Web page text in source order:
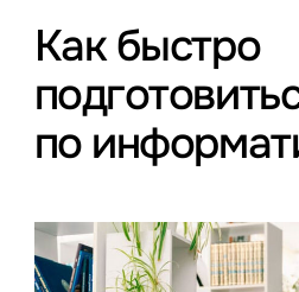
Как быстро
по